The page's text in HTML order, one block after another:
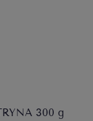
300 g